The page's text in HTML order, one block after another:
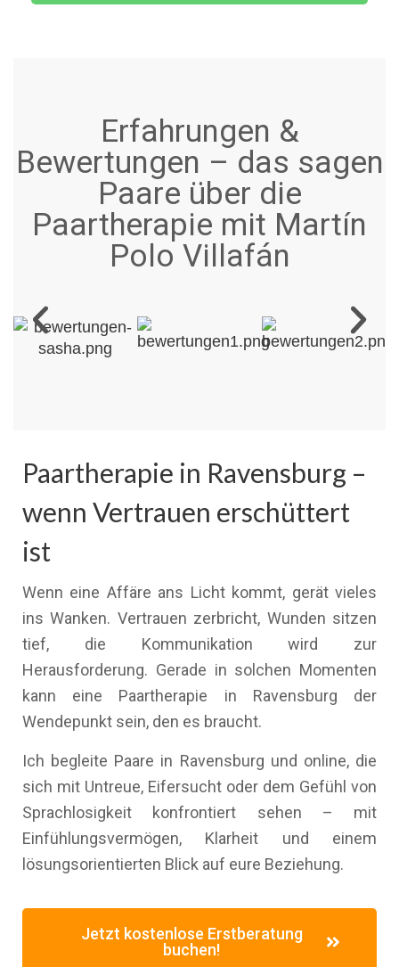
Erfahrungen &
Bewertungen – das sagen
Paare über die
Paartherapie mit Martín
Polo Villafán
Paartherapie in Ravensburg –
wenn Vertrauen erschüttert
ist
Wenn eine Affäre ans Licht kommt, gerät vieles
ins Wanken. Vertrauen zerbricht, Wunden sitzen
tief, die Kommunikation wird zur
Herausforderung. Gerade in solchen Momenten
kann eine Paartherapie in Ravensburg der
Wendepunkt sein, den es braucht.
Ich begleite Paare in Ravensburg und online, die
sich mit Untreue, Eifersucht oder dem Gefühl von
Sprachlosigkeit konfrontiert sehen – mit
Einfühlungsvermögen, Klarheit und einem
lösungsorientierten Blick auf eure Beziehung.
Jetzt kostenlose Erstberatung
buchen!